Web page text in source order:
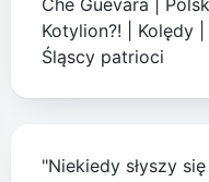
Che Guevara
Kotylion?!
Kolędy
Śląscy patrioci
"Niekiedy słyszy